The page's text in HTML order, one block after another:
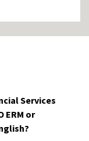
Services
ERM or